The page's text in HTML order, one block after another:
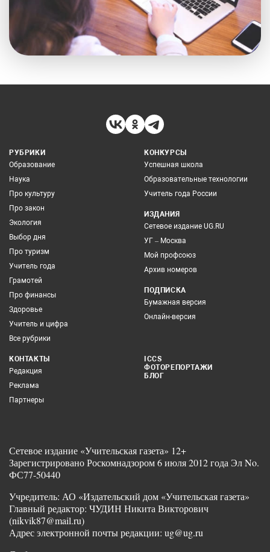
РУБРИКИ
Образование
Наука
Про культуру
Про закон
Экология
Выбор дня
Про туризм
Учитель года
Грамотей
Про финансы
Здоровье
Учитель и цифра
Все рубрики
КОНКУРСЫ
Успешная школа
Образовательные технологии
Учитель года России
ИЗДАНИЯ
Сетевое издание UG.RU
УГ – Москва
Мой профсоюз
Архив номеров
ПОДПИСКА
Бумажная версия
Онлайн-версия
КОНТАКТЫ
Редакция
Реклама
Партнеры
ICCS
ФОТОРЕПОРТАЖИ
БЛОГ
Сетевое издание «Учительская газета» 12+
Зарегистрировано Роскомнадзором 6 июля 2012 года Эл No.
ФС77-50440
Учредитель: АО «Издательский дом «Учительская газета»
Главный редактор: ЧУДИН Никита Викторович
(nikvik87@mail.ru)
Адрес электронной почты редакции: ug@ug.ru